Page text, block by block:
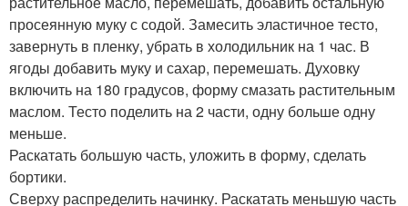
просеянную муку с содой. Замесить эластичное тесто,
завернуть в пленку, убрать в холодильник на 1 час. В
ягоды добавить муку и сахар, перемешать. Духовку
включить на 180 градусов, форму смазать растительным
маслом. Тесто поделить на 2 части, одну больше одну
меньше.
Раскатать большую часть, уложить в форму, сделать
бортики.
Сверху распределить начинку. Раскатать меньшую часть